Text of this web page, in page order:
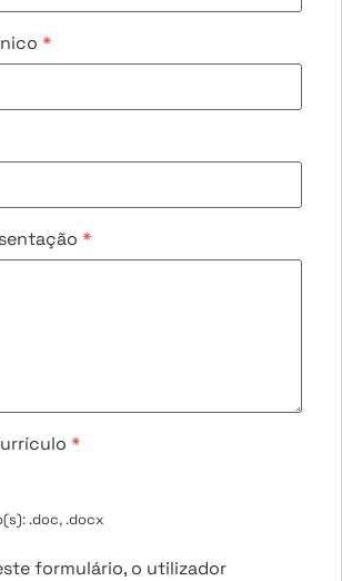
*
*
*
.doc, .docx
formulário, o utilizador